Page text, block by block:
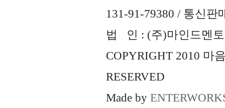
131-91-79380 / 통신판
법 인 : (주)마인드멘토
COPYRIGHT 2010 마
RESERVED
Made by